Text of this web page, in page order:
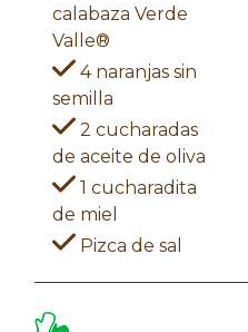
calabaza Verde
Valle®
4 naranjas sin
semilla
2 cucharadas
de aceite de oliva
1 cucharadita
de miel
Pizca de sal